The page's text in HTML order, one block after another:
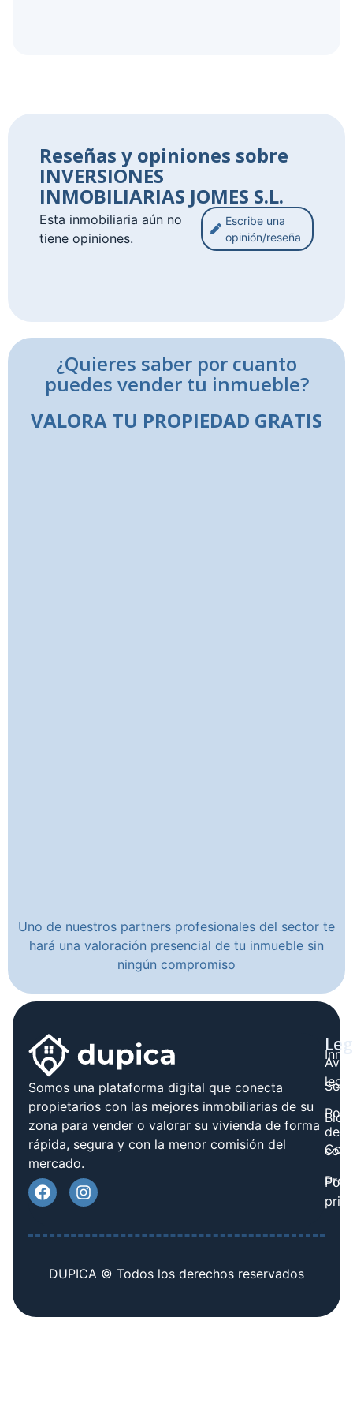
Reseñas y opiniones sobre
INVERSIONES
INMOBILIARIAS JOMES S.L.
Esta inmobiliaria aún no
tiene opiniones.
Escribe una
opinión/reseña
¿Quieres saber por cuanto
puedes vender tu inmueble?
VALORA TU PROPIEDAD GRATIS
Uno de nuestros partners profesionales del sector te
hará una valoración presencial de tu inmueble sin
ningún compromiso
Somos una plataforma digital que conecta
propietarios con las mejores inmobiliarias de su
zona para vender o valorar su vivienda de forma
rápida, segura y con la menor comisión del
mercado.
Blog
legal
de
DUPICA © Todos los derechos reservados